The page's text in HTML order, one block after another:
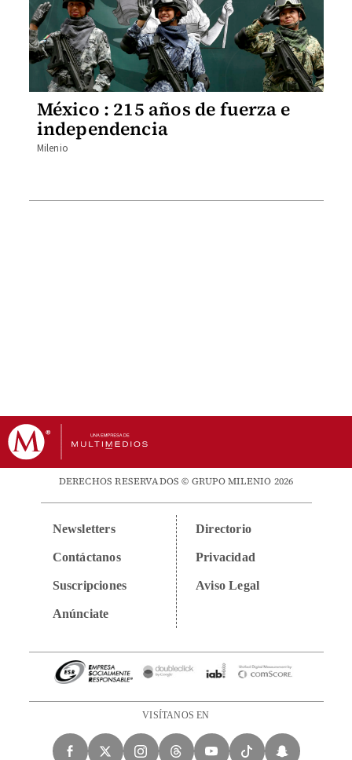
México : 215 años de fuerza e
independencia
Milenio
DERECHOS RESERVADOS © GRUPO MILENIO 2026
Newsletters
Contáctanos
Suscripciones
Anúnciate
Directorio
Privacidad
Aviso Legal
VISÍTANOS EN